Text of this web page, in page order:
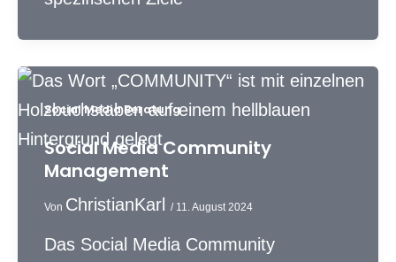
Social Media Beratung
Social Media Community
Management
Von ChristianKarl / 11. August 2024
Das Social Media Community